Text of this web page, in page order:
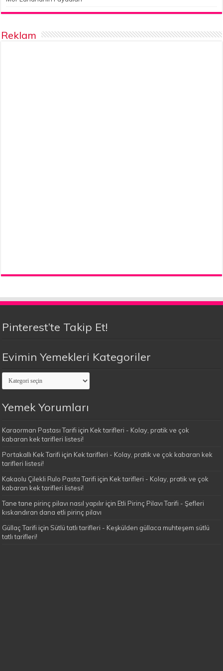
Reklam
Pinterest’te Takip Et!
Evimin Yemekleri Kategoriler
Evimin
Yemekleri
Kategoriler
Yemek Yorumları
Karaorman Pastası Tarifi için Kek tarifleri - Kolay, pratik ve çok
kabaran kek tarifleri listesi!
Portakallı Kek Tarifi için Kek tarifleri - Kolay, pratik ve çok kabaran kek
tarifleri listesi!
Kakaolu Çilekli Rulo Pasta Tarifi için Kek tarifleri - Kolay, pratik ve çok
kabaran kek tarifleri listesi!
Tane tane pirinç pilavı nasıl yapılır için Etli Pirinç Pilavı Tarifi - Şefleri
kıskandıran dana etli pirinç pilavı
Güllaç Tarifi için Sütlü tatlı tarifleri - Keşkülden güllaca muhteşem sütlü
tatlı tarifleri!